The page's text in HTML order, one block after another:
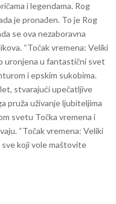
i legendama. Rog
je pronađen. To je Rog
se ova nezaboravna
“Točak vremena: Veliki
uronjena u fantastični svet
i epskim sukobima.
stvarajući upečatljive
pruža uživanje ljubiteljima
svetu Točka vremena i
“Točak vremena: Veliki
sve koji vole maštovite